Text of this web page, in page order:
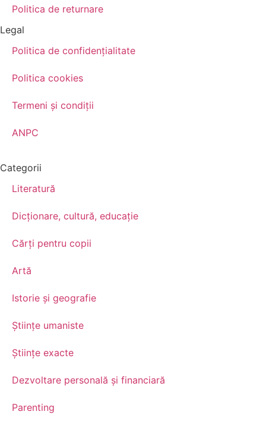
Politica de returnare
Legal
Politica de confidenţialitate
Politica cookies
Termeni şi condiţii
ANPC
Categorii
Literatură
Dicționare, cultură, educație
Cărți pentru copii
Artă
Istorie și geografie
Științe umaniste
Științe exacte
Dezvoltare personală şi financiară
Parenting